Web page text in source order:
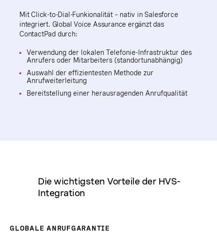
Mit Click-to-Dial-Funkionalität – nativ in Salesforce
integriert. Global Voice Assurance ergänzt das
ContactPad durch:
Verwendung der lokalen Telefonie-Infrastruktur des
Anrufers oder Mitarbeiters (standortunabhängig)
Auswahl der effizientesten Methode zur
Anrufweiterleitung
Bereitstellung einer herausragenden Anrufqualität
Die wichtigsten Vorteile der HVS-
Integration
GLOBALE ANRUFGARANTIE